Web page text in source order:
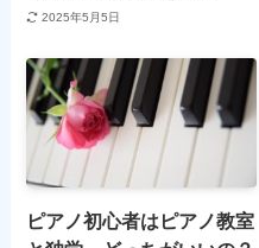
2025年5月5日
ピアノ初心者はピアノ教室